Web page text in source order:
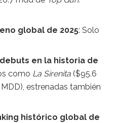
global de 2025: Solo
en la historia de
como La Sirenita ($95.6
estrenadas también
histórico global de